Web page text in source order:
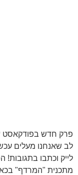
פרק חדש בפודקאסט
לב שאנחנו מעלים
לייק וכתבו